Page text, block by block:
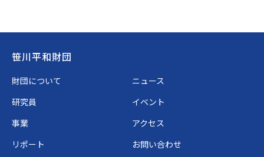
Footer
笹川平和財団
財団について
ニュース
研究員
イベント
事業
アクセス
リポート
お問い合わせ